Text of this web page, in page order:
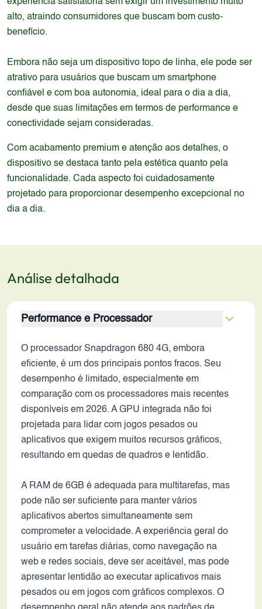
alto, atraindo consumidores que buscam bom custo-
benefício.
Embora não seja um dispositivo topo de linha, ele pode ser
atrativo para usuários que buscam um smartphone
confiável e com boa autonomia, ideal para o dia a dia,
desde que suas limitações em termos de performance e
conectividade sejam consideradas.
Com acabamento premium e atenção aos detalhes, o
dispositivo se destaca tanto pela estética quanto pela
funcionalidade. Cada aspecto foi cuidadosamente
projetado para proporcionar desempenho excepcional no
dia a dia.
Análise detalhada
Performance e Processador
O processador Snapdragon 680 4G, embora
eficiente, é um dos principais pontos fracos. Seu
desempenho é limitado, especialmente em
comparação com os processadores mais recentes
disponíveis em 2026. A GPU integrada não foi
projetada para lidar com jogos pesados ou
aplicativos que exigem muitos recursos gráficos,
resultando em quedas de quadros e lentidão.
A RAM de 6GB é adequada para multitarefas, mas
pode não ser suficiente para manter vários
aplicativos abertos simultaneamente sem
comprometer a velocidade. A experiência geral do
usuário em tarefas diárias, como navegação na
web e redes sociais, deve ser aceitável, mas pode
apresentar lentidão ao executar aplicativos mais
pesados ou em jogos com gráficos complexos. O